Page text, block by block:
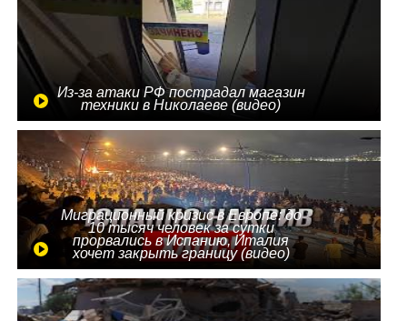
Из-за атаки РФ пострадал магазин
техники в Николаеве (видео)
Миграционный кризис в Европе: до
10 тысяч человек за сутки
прорвались в Испанию, Италия
хочет закрыть границу (видео)